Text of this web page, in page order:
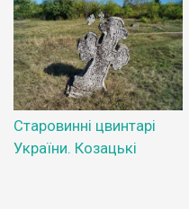
Старовинні цвинтарі
України. Козацькі